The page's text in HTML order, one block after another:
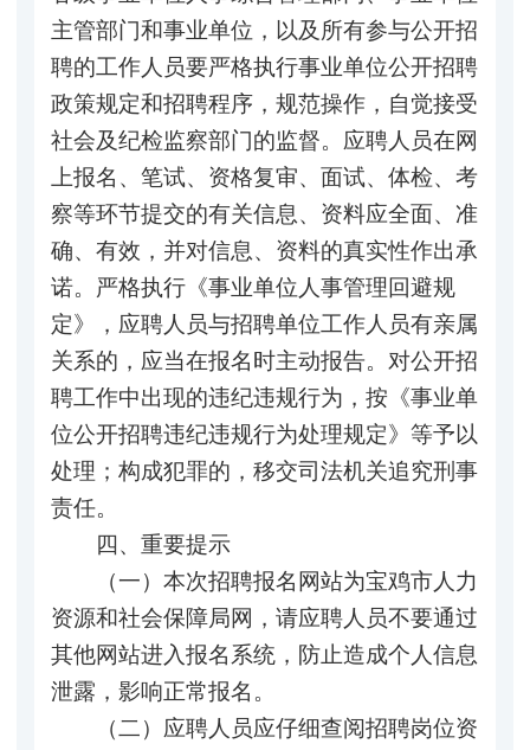
主管部门和事业单位，以及所有参与公开招
聘的工作人员要严格执行事业单位公开招聘
政策规定和招聘程序，规范操作，自觉接受
社会及纪检监察部门的监督。应聘人员在网
上报名、笔试、资格复审、面试、体检、考
察等环节提交的有关信息、资料应全面、准
确、有效，并对信息、资料的真实性作出承
诺。严格执行《事业单位人事管理回避规
定》，应聘人员与招聘单位工作人员有亲属
关系的，应当在报名时主动报告。对公开招
聘工作中出现的违纪违规行为，按《事业单
位公开招聘违纪违规行为处理规定》等予以
处理；构成犯罪的，移交司法机关追究刑事
责任。
四、重要提示
（一）本次招聘报名网站为宝鸡市人力
资源和社会保障局网，请应聘人员不要通过
其他网站进入报名系统，防止造成个人信息
泄露，影响正常报名。
（二）应聘人员应仔细查阅招聘岗位资